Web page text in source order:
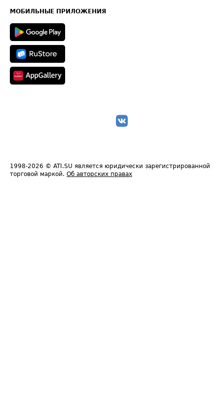
Техническая информация
МОБИЛЬНЫЕ ПРИЛОЖЕНИЯ
1998-2026 © ATI.SU является юридически зарегистрированной
торговой маркой. Об авторских правах